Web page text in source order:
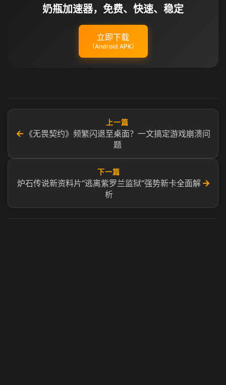
奶瓶加速器，免费、快速、稳定
立即下载
（Android APK）
←
上一篇
《无畏契约》频繁闪退至桌面？一文搞定游戏崩溃问
题
下一篇
炉石传说新资料片“逃离紫罗兰监狱”强势新卡全面解
析
→